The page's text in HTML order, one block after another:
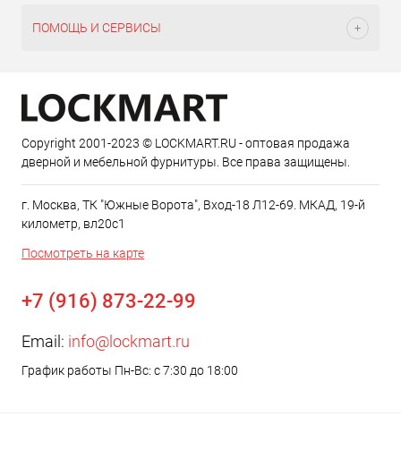
ПОМОЩЬ И СЕРВИСЫ
Copyright 2001-2023 © LOCKMART.RU - оптовая продажа
дверной и мебельной фурнитуры. Все права защищены.
г. Москва, ТК "Южные Ворота", Вход-18 Л12-69. МКАД, 19-й
километр, вл20с1
Посмотреть на карте
+7 (916) 873-22-99
Email: info@lockmart.ru
График работы Пн-Вс: с 7:30 до 18:00